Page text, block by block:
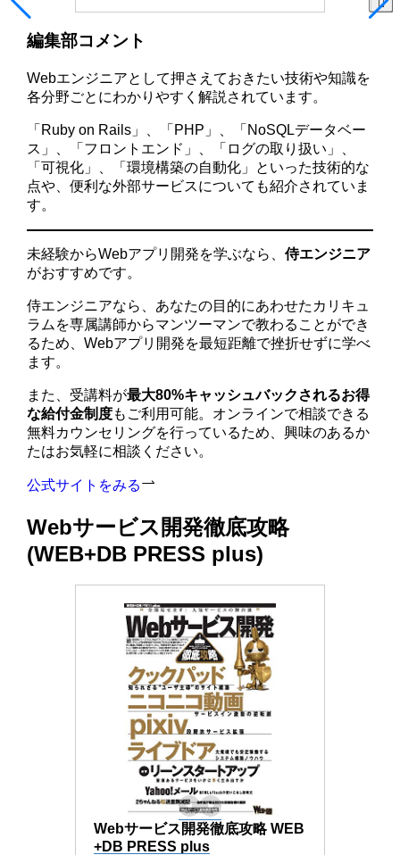
編集部コメント
Webエンジニアとして押さえておきたい技術や知識を
各分野ごとにわかりやすく解説されています。
「Ruby on Rails」、「PHP」、「NoSQLデータベー
ス」、「フロントエンド」、「ログの取り扱い」、
「可視化」、「環境構築の自動化」といった技術的な
点や、便利な外部サービスについても紹介されていま
す。
未経験からWebアプリ開発を学ぶなら、侍エンジニア
がおすすめです。
侍エンジニアなら、あなたの目的にあわせたカリキュ
ラムを専属講師からマンツーマンで教わることができ
るため、Webアプリ開発を最短距離で挫折せずに学べ
ます。
また、受講料が最大80%キャッシュバックされるお得
な給付金制度もご利用可能。オンラインで相談できる
無料カウンセリングを行っているため、興味のあるか
たはお気軽に相談ください。
公式サイトをみる
Webサービス開発徹底攻略
(WEB+DB PRESS plus)
Webサービス開発徹底攻略 WEB
+DB PRESS plus